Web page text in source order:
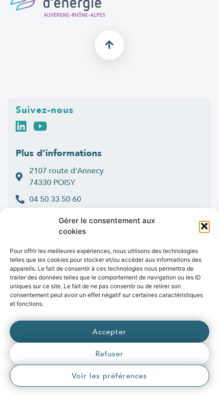
Gérer le consentement aux
cookies
Pour offrir les meilleures expériences, nous utilisons des technologies
telles que les cookies pour stocker et/ou accéder aux informations des
appareils. Le fait de consentir à ces technologies nous permettra de
traiter des données telles que le comportement de navigation ou les ID
uniques sur ce site. Le fait de ne pas consentir ou de retirer son
consentement peut avoir un effet négatif sur certaines caractéristiques
et fonctions.
Accepter
Refuser
Voir les préférences
Suivez-nous
Plus d’informations
2107 route d'Annecy
74330 POISY
04 50 33 50 60
Lun > jeu : 9h-12h et 14h-16h30
9h-12h et 14h-16h
Marchés publicsPressePublicationsVidéosOpen data
Emplois
fibre.syane.fr/syanchaleur.fr/syanenr.com/
eborn.fr
© 2026 Syane
Mentions légales
Politique de confidentialité
Accessibilité (partiellement conforme)Plan du site